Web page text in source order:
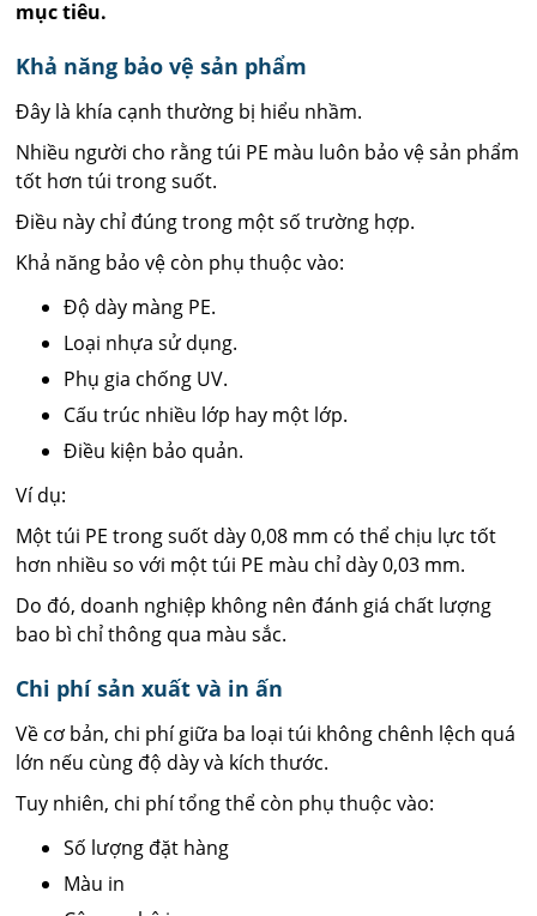
mục tiêu.
Khả năng bảo vệ sản phẩm
Đây là khía cạnh thường bị hiểu nhầm.
Nhiều người cho rằng túi PE màu luôn bảo vệ sản phẩm
tốt hơn túi trong suốt.
Điều này chỉ đúng trong một số trường hợp.
Khả năng bảo vệ còn phụ thuộc vào:
Độ dày màng PE.
Loại nhựa sử dụng.
Phụ gia chống UV.
Cấu trúc nhiều lớp hay một lớp.
Điều kiện bảo quản.
Ví dụ:
Một túi PE trong suốt dày 0,08 mm có thể chịu lực tốt
hơn nhiều so với một túi PE màu chỉ dày 0,03 mm.
Do đó, doanh nghiệp không nên đánh giá chất lượng
bao bì chỉ thông qua màu sắc.
Chi phí sản xuất và in ấn
Về cơ bản, chi phí giữa ba loại túi không chênh lệch quá
lớn nếu cùng độ dày và kích thước.
Tuy nhiên, chi phí tổng thể còn phụ thuộc vào:
Số lượng đặt hàng
Màu in